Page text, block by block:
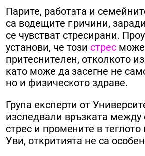
Парите, работата и
са водещите причини,
се чувстват стресирани.
установи, че този стрес
притеснителен, отколкото
като може да засегне не
но и физическото здраве.
Група експерти от
изследвали връзката
стрес и промените в
Уви, откритията не са